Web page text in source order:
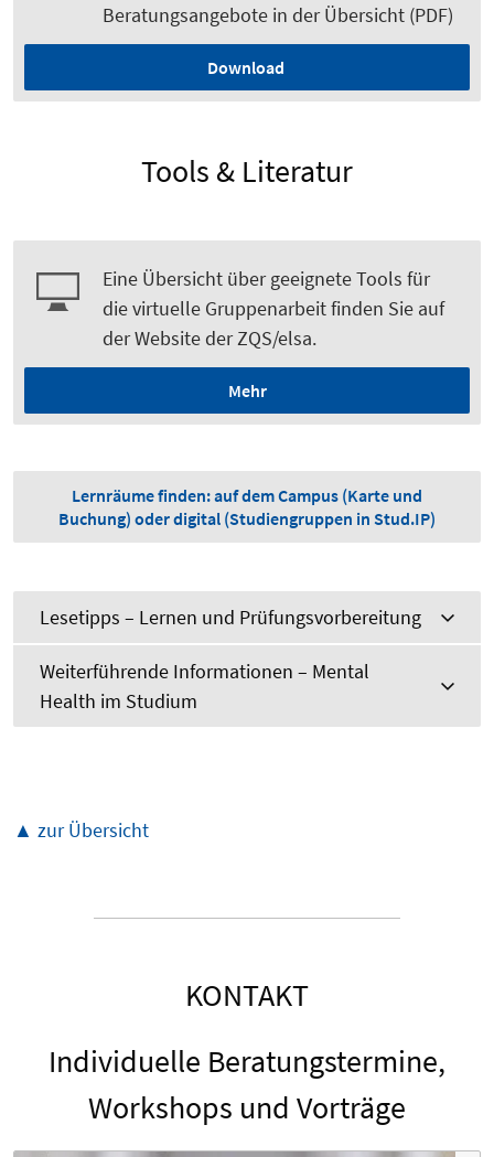
Beratungsangebote in der Übersicht (PDF)
Download
Tools & Literatur
Eine Übersicht über geeignete Tools für
die virtuelle Gruppenarbeit finden Sie auf
der Website der ZQS/elsa.
Mehr
Lernräume finden: auf dem Campus (Karte und
Buchung) oder digital (Studiengruppen in Stud.IP)
Lesetipps – Lernen und Prüfungsvorbereitung
Weiterführende Informationen – Mental
Health im Studium
▲ zur Übersicht
KONTAKT
Individuelle Beratungstermine,
Workshops und Vorträge